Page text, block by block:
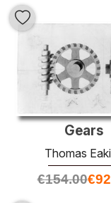
Gears
Thomas
€154.00€